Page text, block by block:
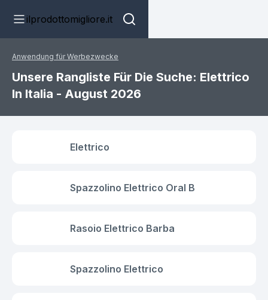
ilprodottomigliore.it
Anwendung für Werbezwecke
Unsere Rangliste Für Die Suche: Elettrico
In Italia - August 2026
Elettrico
Spazzolino Elettrico Oral B
Rasoio Elettrico Barba
Spazzolino Elettrico